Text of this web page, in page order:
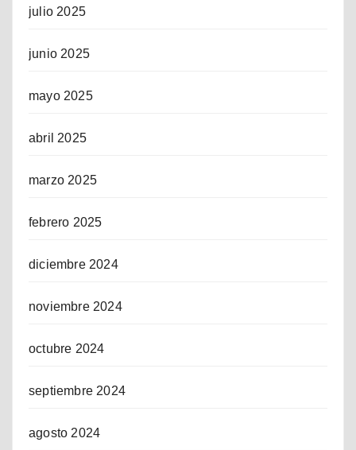
julio 2025
junio 2025
mayo 2025
abril 2025
marzo 2025
febrero 2025
diciembre 2024
noviembre 2024
octubre 2024
septiembre 2024
agosto 2024